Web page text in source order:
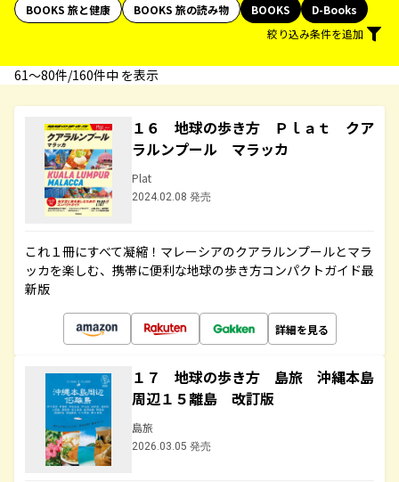
BOOKS 旅と健康
BOOKS 旅の読み物 BOOKS
D-Books
絞り込み条件を追加
61〜80件/160件中 を表示
１６ 地球の歩き方 Ｐｌａｔ クア
ラルンプール マラッカ
Plat
2024.02.08 発売
これ１冊にすべて凝縮！マレーシアのクアラルンプールとマラ
ッカを楽しむ、携帯に便利な地球の歩き方コンパクトガイド最
新版
詳細を見る
１７ 地球の歩き方 島旅 沖縄本島
周辺１５離島 改訂版
島旅
2026.03.05 発売